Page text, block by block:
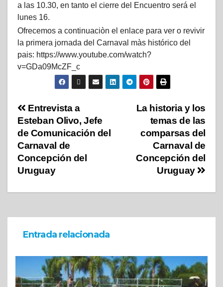
a las 10.30, en tanto el cierre del Encuentro será el
lunes 16.
Ofrecemos a continuaciòn el enlace para ver o revivir
la primera jornada del Carnaval màs histórico del
pais: https://www.youtube.com/watch?
v=GDa09McZF_c
La historia y los
temas de las
comparsas del
Carnaval de
Concepción del
Uruguay
Entrevista a
Esteban Olivo, Jefe
de Comunicación del
Carnaval de
Concepción del
Uruguay
Entrada relacionada